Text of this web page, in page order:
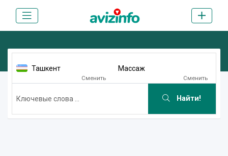
Ташкент
Сменить
Массаж
Сменить
Найти!